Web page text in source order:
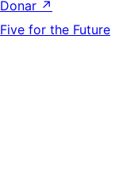
Donar ↗
Five for the Future